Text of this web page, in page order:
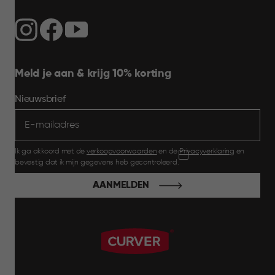
Meld je aan & krijg 10% korting
Nieuwsbrief
Ik ga akkoord met de verkoopvoorwaarden en dePrivacyverklaring en
bevestig dat ik mijn gegevens heb gecontroleerd.
AANMELDEN